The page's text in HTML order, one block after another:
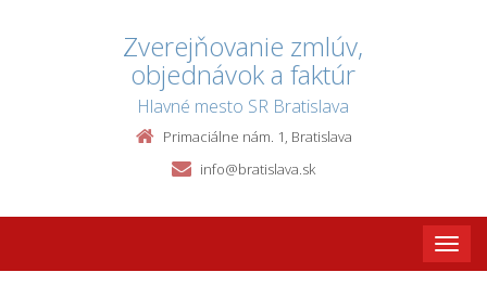
Zverejňovanie zmlúv,
objednávok a faktúr
Hlavné mesto SR Bratislava
Primaciálne nám. 1, Bratislava
info@bratislava.sk
Toggle